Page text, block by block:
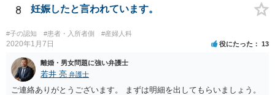
い。 一度、お近くの弁護士に相談されてみてもよいと思います。
8 妊娠したと言われています。
#子の認知 #患者・入所者側 #産婦人科
2020年1月7日 役にたった 13
離婚・男女問題に強い弁護士
若井 亮 弁護士
ご連絡ありがとうございます。 まずは明細を出してもらいましょう。